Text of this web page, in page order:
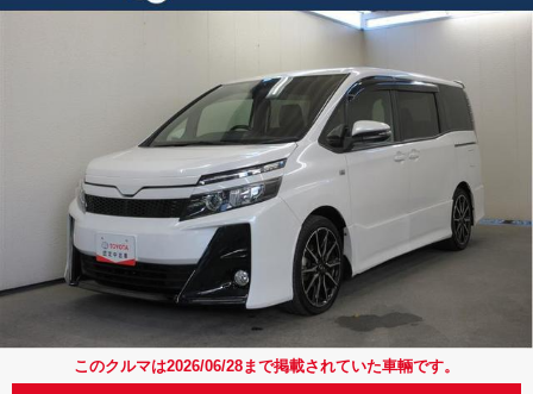
このクルマは2026/06/28まで掲載されていた車輛です。